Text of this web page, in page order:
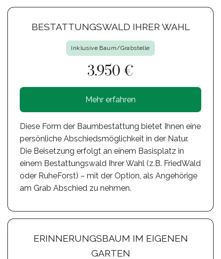
BESTATTUNGSWALD IHRER WAHL
Inklusive Baum/Grabstelle
3.950 €
Mehr erfahren
Diese Form der Baumbestattung bietet Ihnen eine
persönliche Abschiedsmöglichkeit in der Natur.
Die Beisetzung erfolgt an einem Basisplatz in
einem Bestattungswald Ihrer Wahl (z.B. FriedWald
oder RuheForst) – mit der Option, als Angehörige
am Grab Abschied zu nehmen.
ERINNERUNGSBAUM IM EIGENEN
GARTEN